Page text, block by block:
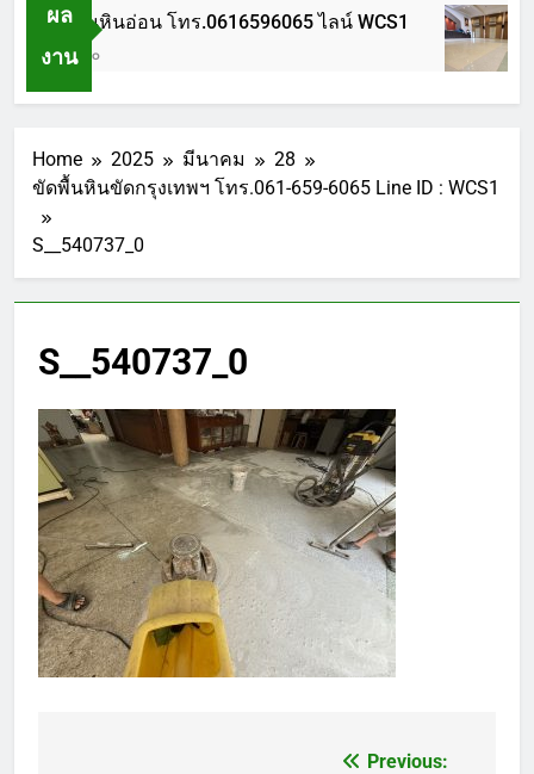
ผล
งาน
ขัดพื้นหินอ่อน โทร.0616596065 ไลน์ WCS1
1 ปี Ago
Home 2025 มีนาคม
28
ขัดพื้นหินขัดกรุงเทพฯ โทร.061-659-6065 Line ID : WCS1
S__540737_0
S__540737_0
Previous: